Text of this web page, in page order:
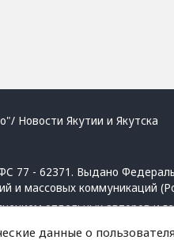
Новости Якутии и Якутска
77 - 62371. Выдано
и массовых коммуникаций
отдельных авторов и
активная ссылка на сайт.
данные о